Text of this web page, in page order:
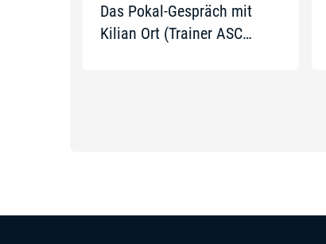
Das Pokal-Gespräch mit
Kilian Ort (Trainer ASC